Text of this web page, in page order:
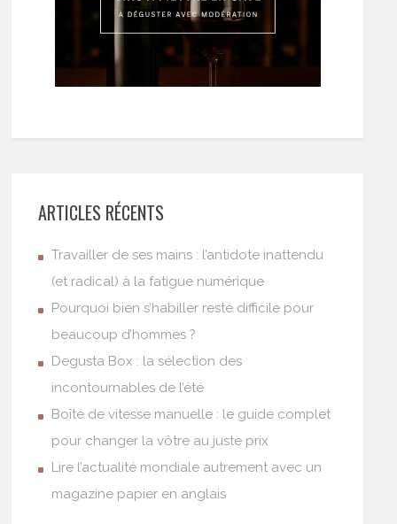
ARTICLES RÉCENTS
Travailler de ses mains : l’antidote inattendu
(et radical) à la fatigue numérique
Pourquoi bien s’habiller reste difficile pour
beaucoup d’hommes ?
Degusta Box : la sélection des
incontournables de l’été
Boîte de vitesse manuelle : le guide complet
pour changer la vôtre au juste prix
Lire l’actualité mondiale autrement avec un
magazine papier en anglais